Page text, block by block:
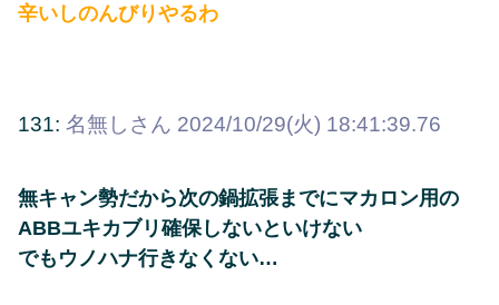
辛いしのんびりやるわ
131: 名無しさん 2024/10/29(火) 18:41:39.76
無キャン勢だから次の鍋拡張までにマカロン用の
ABBユキカブリ確保しないといけない
でもウノハナ行きなくない…